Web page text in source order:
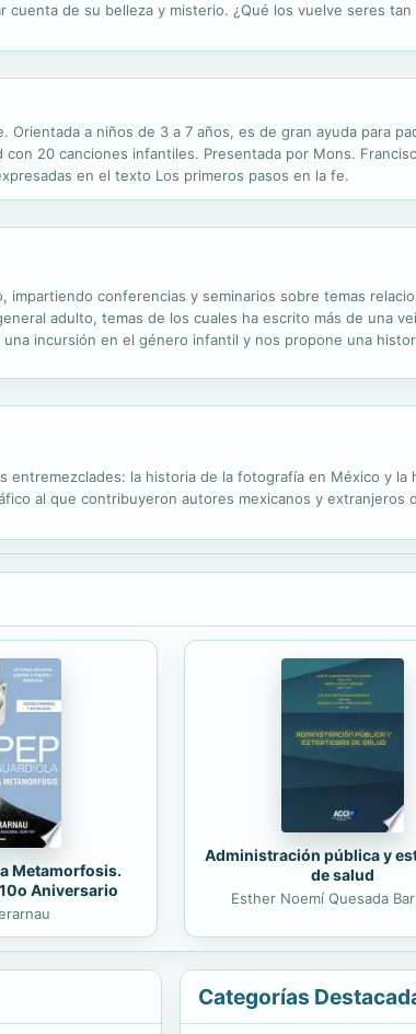
de su belleza y misterio. ¿Qué los vuelve seres
Orientada a niños de 3 a 7 años, es de gran ayuda para
20 canciones infantiles. Presentada por Mons.
en el texto Los primeros pasos en la fe.
impartiendo conferencias y seminarios sobre temas
adulto, temas de los cuales ha escrito más de una
incursión en el género infantil y nos propone una
entremezclades: la historia de la fotografía en México y
al que contribuyeron autores mexicanos y extranjeros
Metamorfosis.
Aniversario
Administración pública y
de salud
Esther Noemí Quesada
Categorías